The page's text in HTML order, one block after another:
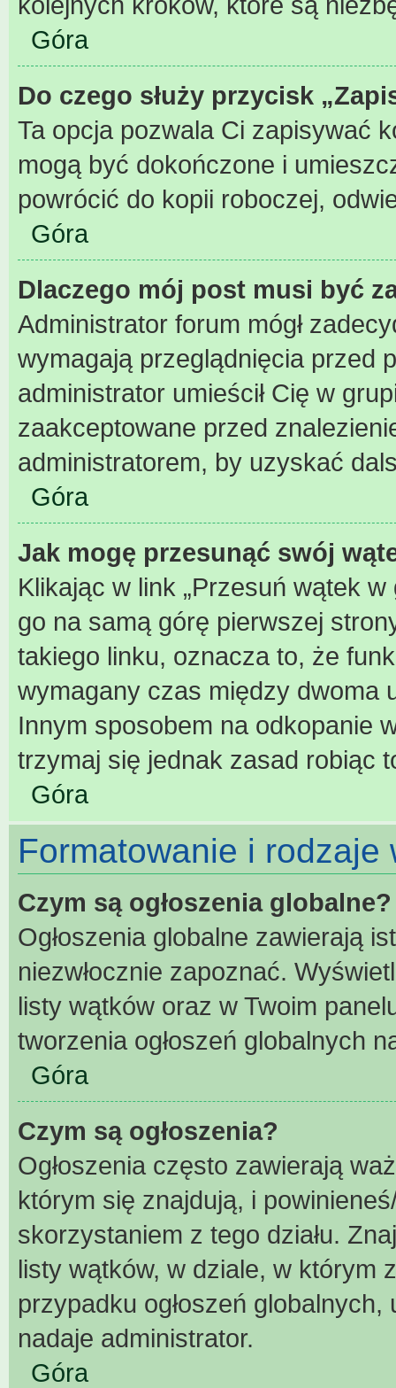
Góra
Do czego służy przycisk
Ta opcja pozwala Ci zapisywać
mogą być dokończone i
powrócić do kopii roboczej,
Góra
Dlaczego mój post musi być
Administrator forum mógł
wymagają przeglądnięcia przed
administrator umieścił Cię w
zaakceptowane przed
administratorem, by uzyskać
Góra
Jak mogę przesunąć swój
Klikając w link „Przesuń wątek
go na samą górę pierwszej
takiego linku, oznacza to, że
wymagany czas między dwoma
Innym sposobem na odkopanie
trzymaj się jednak zasad robiąc
Góra
Formatowanie i rodzaje
Czym są ogłoszenia globalne?
Ogłoszenia globalne zawierają
niezwłocznie zapoznać.
listy wątków oraz w Twoim
tworzenia ogłoszeń globalnych
Góra
Czym są ogłoszenia?
Ogłoszenia często zawierają
którym się znajdują, i
skorzystaniem z tego działu.
listy wątków, w dziale, w którym
przypadku ogłoszeń
nadaje administrator.
Góra